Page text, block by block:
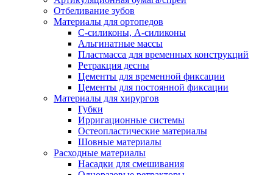
Отбеливание зубов
Материалы для ортопедов
C-силиконы, А-силиконы
Альгинатные массы
Пластмасса для временных конструкций
Ретракция десны
Цементы для временной фиксации
Цементы для постоянной фиксации
Материалы для хирургов
Губки
Ирригационные системы
Остеопластические материалы
Шовные материалы
Расходные материалы
Насадки для смешивания